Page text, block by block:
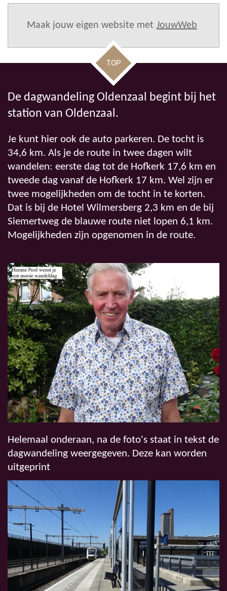
Maak jouw eigen website met JouwWeb
TOP
De dagwandeling Oldenzaal begint bij het
station van Oldenzaal.
Je kunt hier ook de auto parkeren. De tocht is
34,6 km. Als je de route in twee dagen wilt
wandelen: eerste dag tot de Hofkerk 17,6 km en
tweede dag vanaf de Hofkerk 17 km. Wel zijn er
twee mogelijkheden om de tocht in te korten.
Dat is bij de Hotel Wilmersberg 2,3 km en de bij
Siemertweg de blauwe route niet lopen 6,1 km.
Mogelijkheden zijn opgenomen in de route.
Helemaal onderaan, na de foto's staat in tekst de
dagwandeling weergegeven. Deze kan worden
uitgeprint